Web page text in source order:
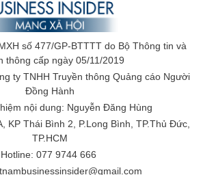
số 477/GP-BTTTT do Bộ Thông tin và
thông cấp ngày 05/11/2019
ty TNHH Truyền thông Quảng cáo Người
Đồng Hành
nội dung: Nguyễn Đăng Hùng
KP Thái Bình 2, P.Long Bình, TP.Thủ Đức,
TP.HCM
Hotline: 077 9744 666